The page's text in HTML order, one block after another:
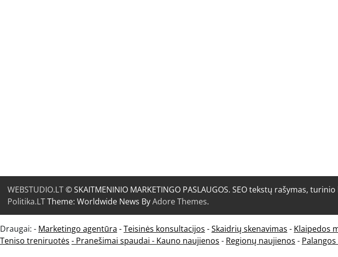
WEBSTUDIO.LT© SKAITMENINIO MARKETINGO PASLAUGOS. SEO tekstų rašymas,
Politika.LTTheme: Worldwide News ByAdore Themes.
Draugai: - Marketingo agentūra -Teisinės konsultacijos -Skaidrių skenavimas - Klaipedos
Teniso treniruotės - Pranešimai spaudai - Kauno naujienos - Regionų naujienos -